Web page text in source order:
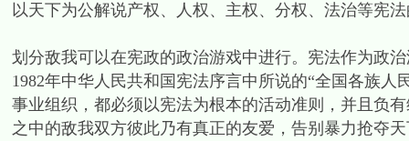
以天下为公解说产权、人权、主权、分权、法治等宪
划分敌我可以在宪政的政治游戏中进行。宪法作为政
1982年中华人民共和国宪法序言中所说的“全国各族
事业组织，都必须以宪法为根本的活动准则，并且负
之中的敌我双方彼此乃有真正的友爱，告别暴力抢夺